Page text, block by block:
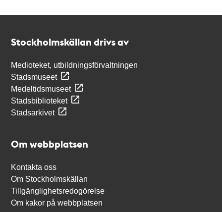
Stockholmskällan drivs av
Medioteket, utbildningsförvaltningen
Stadsmuseet
Medeltidsmuseet
Stadsbiblioteket
Stadsarkivet
Om webbplatsen
Kontakta oss
Om Stockholmskällan
Tillgänglighetsredogörelse
Om kakor på webbplatsen